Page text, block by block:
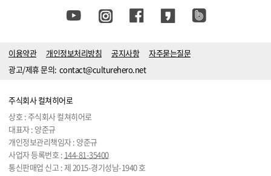
이용약관 개인정보처리방침 공지사항
자주묻는질문
광고/제휴 문의: contact@culturehero.net
주식회사 컬쳐히어로
상호 : 주식회사 컬쳐히어로
대표자 : 양준규
개인정보관리책임자 : 양준규
사업자 등록번호 : 144-81-35400
통신판매업 신고 : 제 2015-경기성남-1940 호